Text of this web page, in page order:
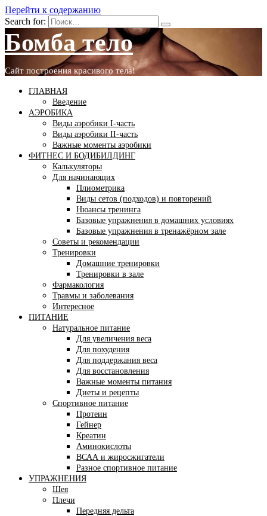
Перейти к содержанию
Search for:
Бомба тело
Сайт построения красивого тела!
ГЛАВНАЯ
Введение
АЭРОБИКА
Виды аэробики І-часть
Виды аэробики ІІ-часть
Важные моменты аэробики
ФИТНЕС И БОДИБИЛДИНГ
Калькуляторы
Для начинающих
Плиометрика
Виды сетов (подходов) и повторений
Нюансы тренинга
Базовые упражнения в домашних условиях
Базовые упражнения в тренажёрном зале
Советы и рекомендации
Тренировки
Домашние тренировки
Тренировки в зале
Фармакология
Травмы и заболевания
Интересное
ПИТАНИЕ
Натуральное питание
Для увеличения веса
Для похудения
Для поддержания веса
Для восстановления
Важные моменты питания
Диеты и рецепты
Спортивное питание
Протеин
Гейнер
Креатин
Аминокислоты
ВСАА и жиросжигатели
Разное спортивное питание
УПРАЖНЕНИЯ
Шея
Плечи
Передняя дельта